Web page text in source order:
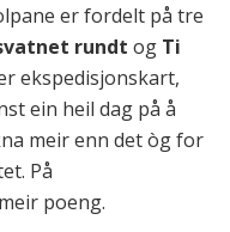
er fordelt på tre
rundt og Ti
ekspedisjonskart,
ein heil dag på å
meir enn det òg for
På
poeng.